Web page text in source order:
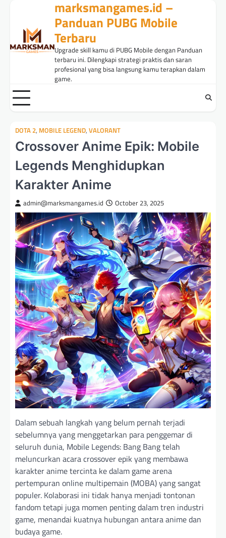
content
marksmangames.id –
Panduan PUBG Mobile
Terbaru
Upgrade skill kamu di PUBG Mobile dengan Panduan
terbaru ini. Dilengkapi strategi praktis dan saran
profesional yang bisa langsung kamu terapkan dalam
game.
DOTA 2, MOBILE LEGEND, VALORANT
Crossover Anime Epik: Mobile
Legends Menghidupkan
Karakter Anime
admin@marksmangames.id October 23, 2025
Dalam sebuah langkah yang belum pernah terjadi
sebelumnya yang menggetarkan para penggemar di
seluruh dunia, Mobile Legends: Bang Bang telah
meluncurkan acara crossover epik yang membawa
karakter anime tercinta ke dalam game arena
pertempuran online multipemain (MOBA) yang sangat
populer. Kolaborasi ini tidak hanya menjadi tontonan
fandom tetapi juga momen penting dalam tren industri
game, menandai kuatnya hubungan antara anime dan
budaya game.